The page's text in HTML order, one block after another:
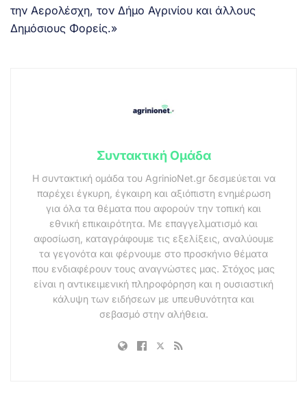
την Αερολέσχη, τον Δήμο Αγρινίου και άλλους
Δημόσιους Φορείς.»
Συντακτική Ομάδα
Η συντακτική ομάδα του AgrinioNet.gr δεσμεύεται να
παρέχει έγκυρη, έγκαιρη και αξιόπιστη ενημέρωση
για όλα τα θέματα που αφορούν την τοπική και
εθνική επικαιρότητα. Με επαγγελματισμό και
αφοσίωση, καταγράφουμε τις εξελίξεις, αναλύουμε
τα γεγονότα και φέρνουμε στο προσκήνιο θέματα
που ενδιαφέρουν τους αναγνώστες μας. Στόχος μας
είναι η αντικειμενική πληροφόρηση και η ουσιαστική
κάλυψη των ειδήσεων με υπευθυνότητα και
σεβασμό στην αλήθεια.